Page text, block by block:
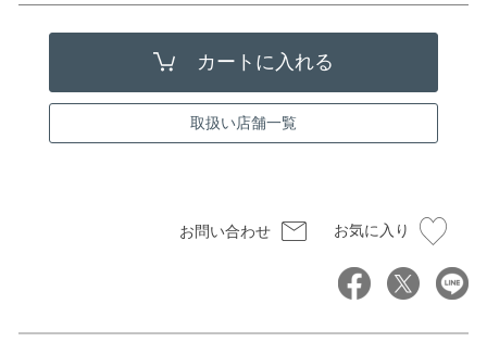
取扱い店舗一覧
お問い合わせ お気に入り